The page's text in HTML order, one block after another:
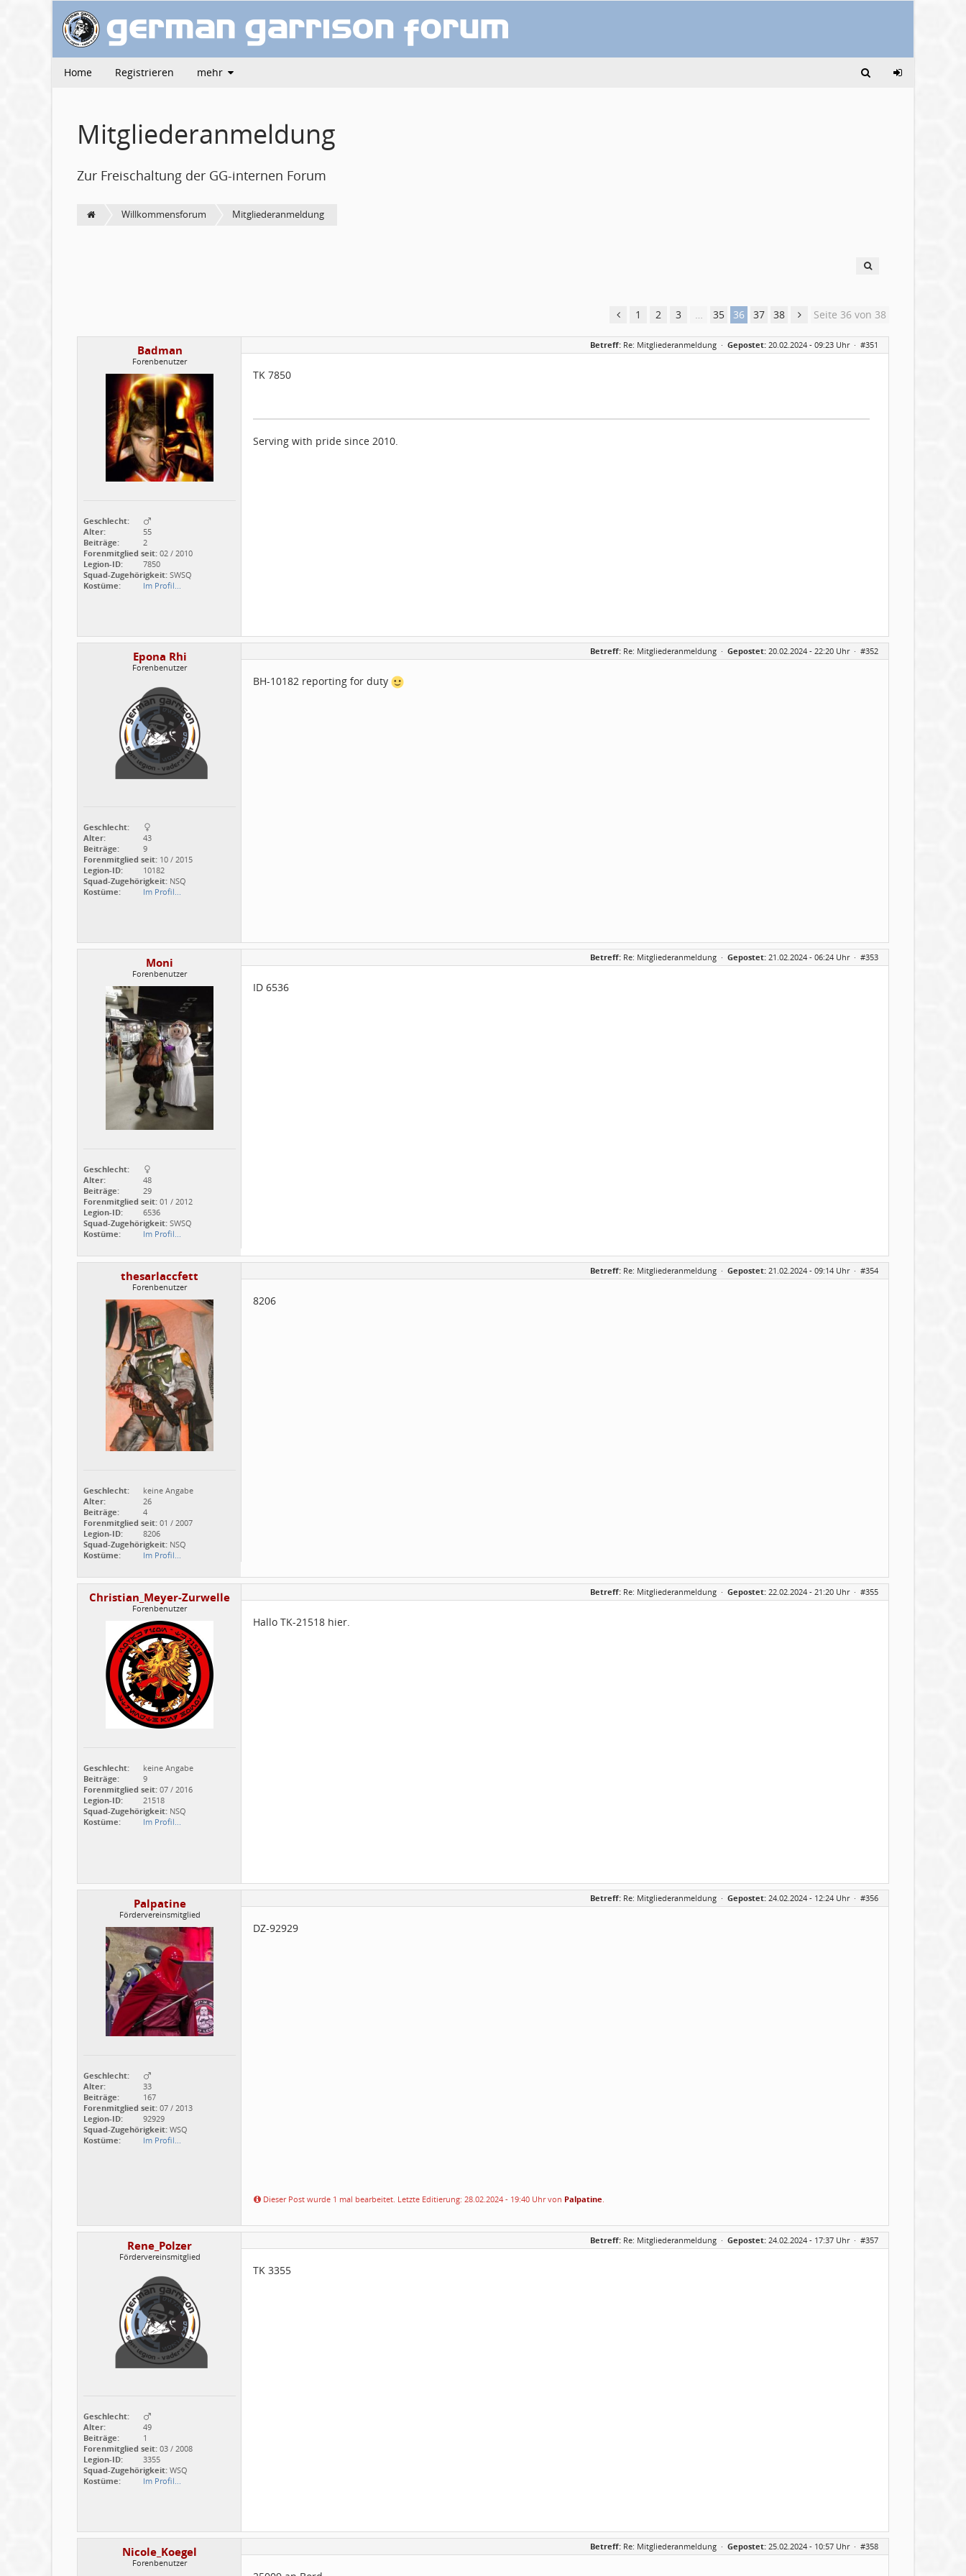
Home Registrieren mehr
Mitgliederanmeldung
Zur Freischaltung der GG-internen Forum
Willkommensforum Mitgliederanmeldung
1 2 3 … 35 36 37 38 Seite 36 von 38
Badman
Forenbenutzer
Geschlecht:
Alter:
55
Beiträge:
2
Forenmitglied seit: 02 / 2010
Legion-ID:
7850
Squad-Zugehörigkeit: SWSQ
Kostüme:
Im Profil...
Betreff: Re: Mitgliederanmeldung · Gepostet: 20.02.2024 - 09:23 Uhr · #351
TK 7850
Serving with pride since 2010.
Epona Rhi
Forenbenutzer
Geschlecht:
Alter:
43
Beiträge:
9
Forenmitglied seit: 10 / 2015
Legion-ID:
10182
Squad-Zugehörigkeit: NSQ
Kostüme:
Im Profil...
Betreff: Re: Mitgliederanmeldung · Gepostet: 20.02.2024 - 22:20 Uhr · #352
BH-10182 reporting for duty
Moni
Forenbenutzer
Geschlecht:
Alter:
48
Beiträge:
29
Forenmitglied seit: 01 / 2012
Legion-ID:
6536
Squad-Zugehörigkeit: SWSQ
Kostüme:
Im Profil...
Betreff: Re: Mitgliederanmeldung · Gepostet: 21.02.2024 - 06:24 Uhr · #353
ID 6536
thesarlaccfett
Forenbenutzer
Geschlecht:
keine Angabe
Alter:
26
Beiträge:
4
Forenmitglied seit: 01 / 2007
Legion-ID:
8206
Squad-Zugehörigkeit: NSQ
Kostüme:
Im Profil...
Betreff: Re: Mitgliederanmeldung · Gepostet: 21.02.2024 - 09:14 Uhr · #354
8206
Christian_Meyer-Zurwelle
Forenbenutzer
Geschlecht:
keine Angabe
Beiträge:
9
Forenmitglied seit: 07 / 2016
Legion-ID:
21518
Squad-Zugehörigkeit: NSQ
Kostüme:
Im Profil...
Betreff: Re: Mitgliederanmeldung · Gepostet: 22.02.2024 - 21:20 Uhr · #355
Hallo TK-21518 hier.
Palpatine
Fördervereinsmitglied
Geschlecht:
Alter:
33
Beiträge:
167
Forenmitglied seit: 07 / 2013
Legion-ID:
92929
Squad-Zugehörigkeit: WSQ
Kostüme:
Im Profil...
Betreff: Re: Mitgliederanmeldung · Gepostet: 24.02.2024 - 12:24 Uhr · #356
DZ-92929
Dieser Post wurde 1 mal bearbeitet. Letzte Editierung: 28.02.2024 - 19:40 Uhr von Palpatine.
Rene_Polzer
Fördervereinsmitglied
Geschlecht:
Alter:
49
Beiträge:
1
Forenmitglied seit: 03 / 2008
Legion-ID:
3355
Squad-Zugehörigkeit: WSQ
Kostüme:
Im Profil...
Betreff: Re: Mitgliederanmeldung · Gepostet: 24.02.2024 - 17:37 Uhr · #357
TK 3355
Nicole_Koegel
Forenbenutzer
Betreff: Re: Mitgliederanmeldung · Gepostet: 25.02.2024 - 10:57 Uhr · #358